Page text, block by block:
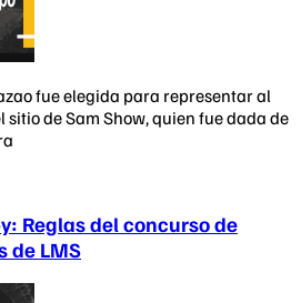
fue elegida para representar al
sitio de Sam Show, quien fue dada de
Reglas del concurso de
de LMS